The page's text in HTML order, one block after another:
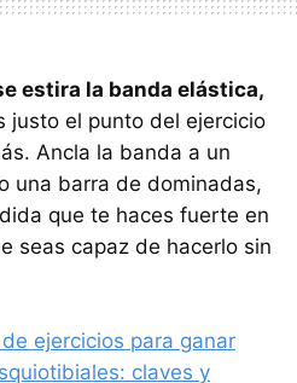
estira la banda elástica,
justo el punto del ejercicio
Ancla la banda a un
una barra de dominadas,
que te haces fuerte en
seas capaz de hacerlo sin
ejercicios para ganar
claves y